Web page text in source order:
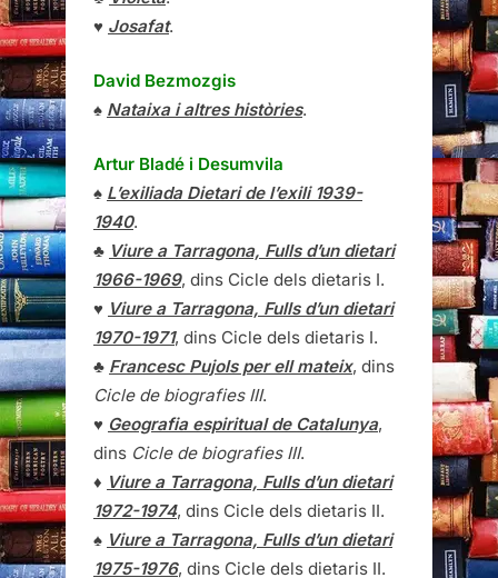
♥ Josafat.
David Bezmozgis
♠ Nataixa i altres històries.
Artur Bladé i Desumvila
♠ L’exiliada Dietari de l’exili 1939-
1940.
♣ Viure a Tarragona, Fulls d’un dietari
1966-1969, dins Cicle dels dietaris I.
♥ Viure a Tarragona, Fulls d’un dietari
1970-1971, dins Cicle dels dietaris I.
♣ Francesc Pujols per ell mateix, dins
Cicle de biografies III.
♥ Geografia espiritual de Catalunya,
dins Cicle de biografies III.
♦ Viure a Tarragona, Fulls d’un dietari
1972-1974, dins Cicle dels dietaris II.
♠ Viure a Tarragona, Fulls d’un dietari
1975-1976, dins Cicle dels dietaris II.